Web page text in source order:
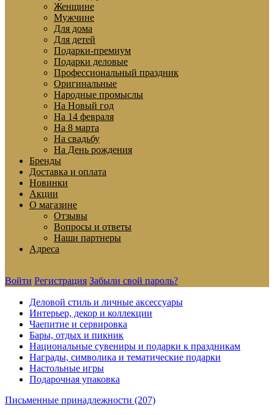
Женщине
Мужчине
Для дома
Для детей
Подарки-премиум
Подарки деловые
Профессиональный праздник
Оригинальные
Народные промыслы
На Новый год
На 14 февраля
На 8 марта
На свадьбу
На День рождения
Бренды
Доставка и оплата
Новинки
Акции
О магазине
Отзывы
Вопросы и ответы
Наши партнеры
Адреса
Войти Регистрация Забыли свой пароль?
Деловой стиль и личные аксессуары
Интерьер, декор и коллекции
Чаепитие и сервировка
Бары, отдых и пикник
Национальные сувениры и подарки к праздникам
Награды, символика и тематические подарки
Настольные игры
Подарочная упаковка
Письменные принадлежности (207)